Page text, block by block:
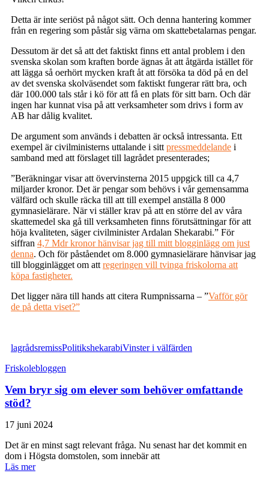
Detta är inte seriöst på något sätt. Och denna hantering kommer
från en regering som påstår sig värna om skattebetalarnas pengar.
Dessutom är det så att det faktiskt finns ett antal problem i den
svenska skolan som kraften borde ägnas åt att åtgärda istället för
att lägga så oerhört mycken kraft åt att försöka ta död på en del
av det svenska skolväsendet som faktiskt fungerar rätt bra, och
där 100.000 tals står i kö för att få en plats för sitt barn. Och där
ingen har kunnat visa på att verksamheter som drivs i form av
AB har dålig kvalitet.
De argument som används i debatten är också intressanta. Ett
exempel är civilministerns uttalande i sitt pressmeddelande i
samband med att förslaget till lagrådet presenterades;
”Beräkningar visar att övervinsterna 2015 uppgick till ca 4,7
miljarder kronor. Det är pengar som behövs i vår gemensamma
välfärd och skulle räcka till att till exempel anställa 8 000
gymnasielärare. När vi ställer krav på att en större del av våra
skattemedel ska gå till verksamheten finns förutsättningar för att
höja kvaliteten, säger civilminister Ardalan Shekarabi.” För
siffran 4,7 Mdr kronor hänvisar jag till mitt blogginlägg om just
denna. Och för påståendet om 8.000 gymnasielärare hänvisar jag
till blogginlägget om att regeringen vill tvinga friskolorna att
köpa fastigheter.
Det ligger nära till hands att citera Rumpnissarna – ”Vafför gör
de på detta viset?”
lagrådsremissPolitikshekarabiVinster i välfärden
Friskolebloggen
Vem bryr sig om elever som behöver omfattande
stöd?
17 juni 2024
Det är en minst sagt relevant fråga. Nu senast har det kommit en
dom i Högsta domstolen, som innebär att
Läs mer